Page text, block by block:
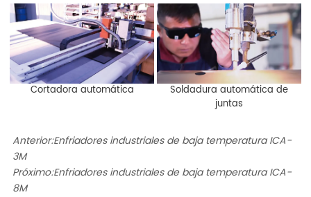
Cortadora automática
Soldadura automática de
juntas
Anterior:Enfriadores industriales de baja temperatura ICA-
3M
Próximo:Enfriadores industriales de baja temperatura ICA-
8M